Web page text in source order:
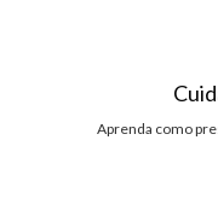
Aprenda como